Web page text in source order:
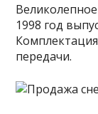
1998 год
передачи.